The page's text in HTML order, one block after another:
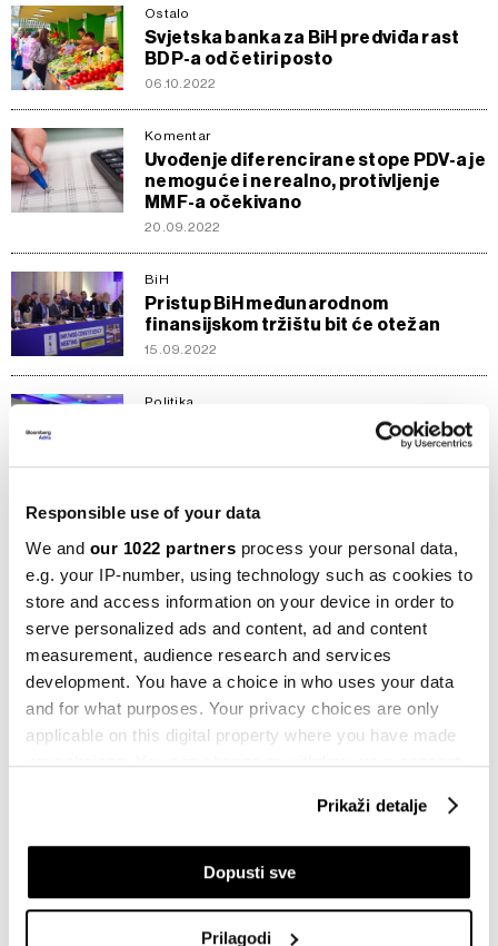
Responsible use of your data
We and our 1022 partners process your personal data,
e.g. your IP-number, using technology such as cookies to
store and access information on your device in order to
serve personalized ads and content, ad and content
measurement, audience research and services
development. You have a choice in who uses your data
and for what purposes. Your privacy choices are only
applicable on this digital property where you have made
your choices. You can change or withdraw your consent
If you allow, we would also like to:
Collect information about your geographical
Prikaži detalje
Dopusti sve
Prilagodi
Ostalo
Svjetska banka za BiH predviđa rast
BDP-a od četiri posto
06.10.2022
Komentar
Uvođenje diferencirane stope PDV-a je
nemoguće i nerealno, protivljenje
MMF-a očekivano
20.09.2022
BiH
Pristup BiH međunarodnom
finansijskom tržištu bit će otežan
15.09.2022
Politika
Softić: Radimo na poboljšanju
15.09.2022
Politika
Projekti Svjetske banke u BiH premašili
2,5 milijardi dolara
14.09.2022
Politika
Vlada FBiH: Finansijske institucije
spremne poduprijeti ključne reforme
14.09.2022
Politika
R. Srpska za aranžman s MMF-om i
projekte Svjetske banke
Prva analiza: BiH reformama može
doći do zelenog kapitala